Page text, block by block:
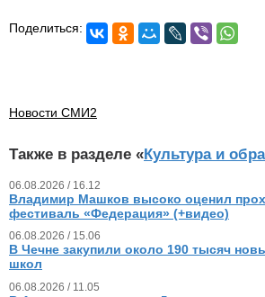
Поделиться:
Новости СМИ2
Также в разделе «Культура и
06.08.2026 / 16.12
Владимир Машков высоко оценил
фестиваль «Федерация» (+видео)
06.08.2026 / 15.06
В Чечне закупили около 190 тысяч
школ
06.08.2026 / 11.05